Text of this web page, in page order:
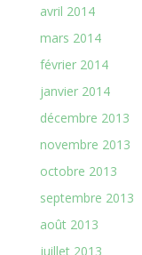
avril 2014
mars 2014
février 2014
janvier 2014
décembre 2013
novembre 2013
octobre 2013
septembre 2013
août 2013
juillet 2013